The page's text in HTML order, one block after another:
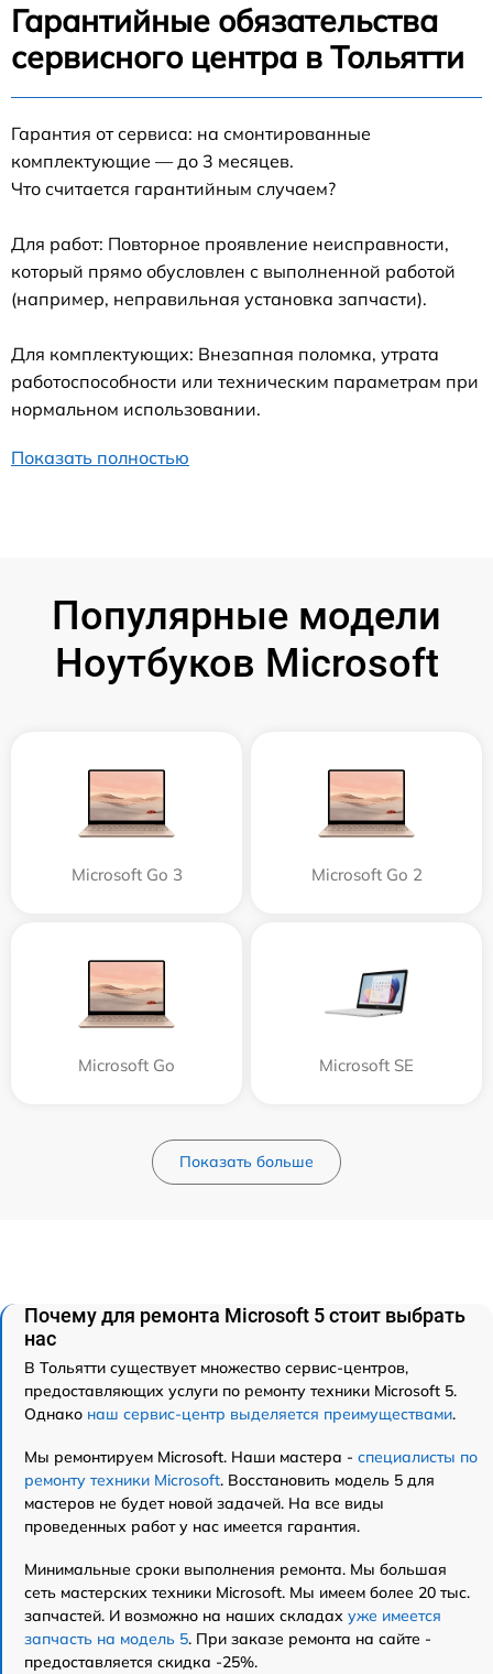
Гарантийные обязательства
сервисного центра в Тольятти
Гарантия от сервиса: на смонтированные
комплектующие — до 3 месяцев.
Что считается гарантийным случаем?
Для работ: Повторное проявление неисправности,
который прямо обусловлен с выполненной работой
(например, неправильная установка запчасти).
Для комплектующих: Внезапная поломка, утрата
работоспособности или техническим параметрам при
нормальном использовании.
Показать полностью
Популярные модели
Ноутбуков Microsoft
Microsoft Go 3 Microsoft Go 2
Microsoft Go Microsoft SE
Показать больше
Почему для ремонта Microsoft 5 стоит выбрать
нас
В Тольятти существует множество сервис-центров,
предоставляющих услуги по ремонту техники Microsoft 5.
Однако наш сервис-центр выделяется преимуществами.
Мы ремонтируем Microsoft. Наши мастера - специалисты по
ремонту техники Microsoft. Восстановить модель 5 для
мастеров не будет новой задачей. На все виды
проведенных работ у нас имеется гарантия.
Минимальные сроки выполнения ремонта. Мы большая
сеть мастерских техники Microsoft. Мы имеем более 20 тыс.
запчастей. И возможно на наших складах уже имеется
запчасть на модель 5. При заказе ремонта на сайте -
предоставляется скидка -25%.